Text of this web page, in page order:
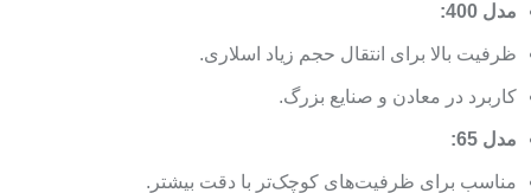
مدل 400:
ظرفیت بالا برای انتقال حجم زیاد اسلاری.
کاربرد در معادن و صنایع بزرگ.
مدل 65:
مناسب برای ظرفیت‌های کوچک‌تر با دقت بیشتر.